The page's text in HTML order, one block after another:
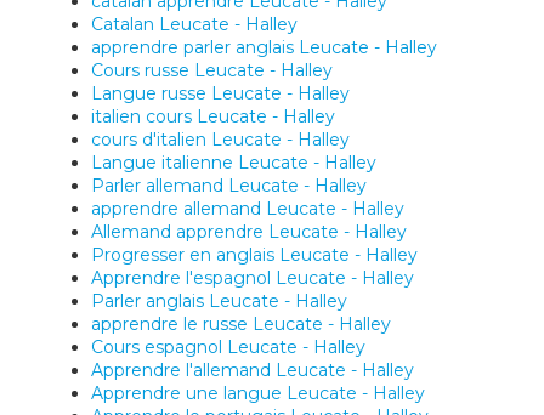
Catalan Leucate - Halley
apprendre parler anglais Leucate - Halley
Cours russe Leucate - Halley
Langue russe Leucate - Halley
italien cours Leucate - Halley
cours d'italien Leucate - Halley
Langue italienne Leucate - Halley
Parler allemand Leucate - Halley
apprendre allemand Leucate - Halley
Allemand apprendre Leucate - Halley
Progresser en anglais Leucate - Halley
Apprendre l'espagnol Leucate - Halley
Parler anglais Leucate - Halley
apprendre le russe Leucate - Halley
Cours espagnol Leucate - Halley
Apprendre l'allemand Leucate - Halley
Apprendre une langue Leucate - Halley